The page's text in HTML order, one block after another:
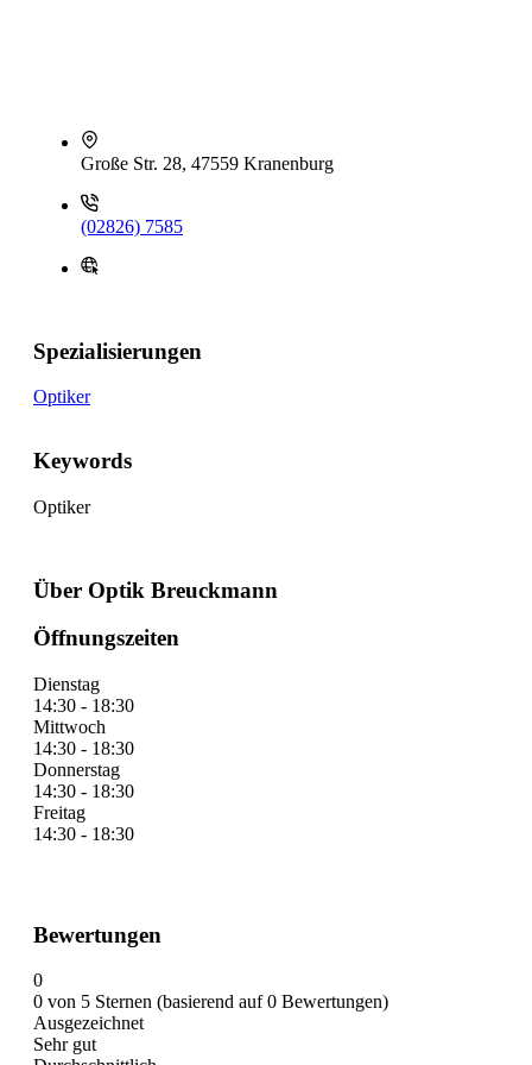
Große Str. 28, 47559 Kranenburg
(02826) 7585
Spezialisierungen
Optiker
Keywords
Optiker
Über Optik Breuckmann
Öffnungszeiten
Dienstag
14:30 - 18:30
Mittwoch
14:30 - 18:30
Donnerstag
14:30 - 18:30
Freitag
14:30 - 18:30
Bewertungen
0
0 von 5 Sternen (basierend auf 0 Bewertungen)
Ausgezeichnet
Sehr gut